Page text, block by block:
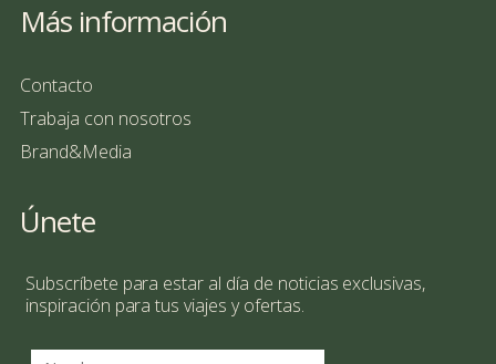
Más información
Contacto
Trabaja con nosotros
Brand&Media
Únete
Subscríbete para estar al día de noticias exclusivas,
inspiración para tus viajes y ofertas.